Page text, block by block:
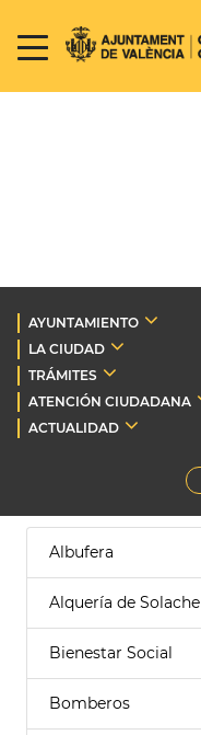
AYUNTAMIENTO
LA CIUDAD
TRÁMITES
ATENCIÓN CIUDADANA
ACTUALIDAD
Albufera
Alquería de Solache
Bienestar Social
Bomberos